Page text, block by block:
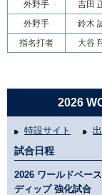
外野手
吉田
外野手
鈴木
指名打者
大谷
2026
特設サイト
試合日程
2026 ワールドベー
ディップ 強化試合